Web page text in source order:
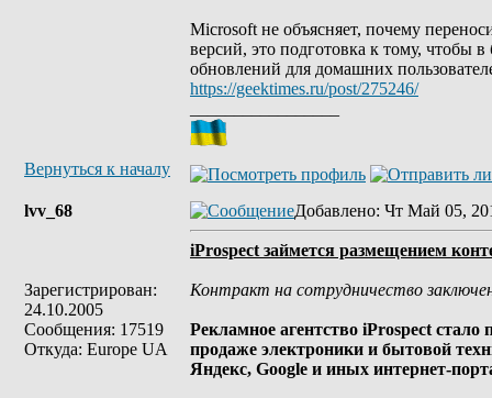
Microsoft не объясняет, почему
версий, это подготовка к тому, чтобы
обновлений для домашних
https://geektimes.ru/post/275246/
Вернуться к началу
lvv_68
Зарегистрирован:
24.10.2005
Сообщения: 17519
Откуда: Europe UA
Добавлено: Чт Май 05,
iProspect займется размещением
Контракт на сотрудничество
Рекламное агентство iProspect
продаже электроники и бытовой
Яндекс, Google и иных интернет-